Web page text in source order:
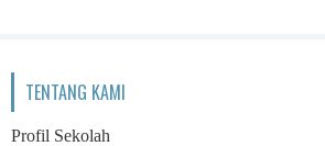
TENTANG KAMI
Profil Sekolah